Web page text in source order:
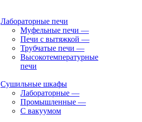
Лабораторные печи
Муфельные печи —
Печи с вытяжкой —
Трубчатые печи —
Высокотемпературные
печи
Сушильные шкафы
Лабораторные —
Промышленные —
С вакуумом